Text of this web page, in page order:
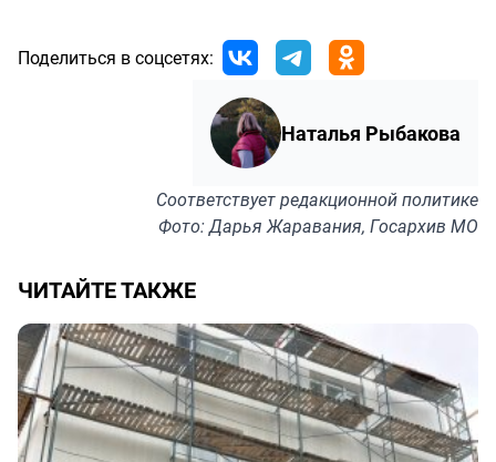
Поделиться в соцсетях:
Наталья Рыбакова
Соответствуетредакционной политике
Фото: Дарья Жаравания, Госархив МО
ЧИТАЙТЕ ТАКЖЕ